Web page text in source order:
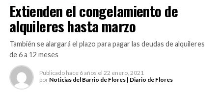
Extienden el congelamiento de
alquileres hasta marzo
También se alargará el plazo para pagar las deudas de alquileres
de 6 a 12 meses
Publicado hace 6 años el 22 enero, 2021
por Noticias del Barrio de Flores | Diario de Flores